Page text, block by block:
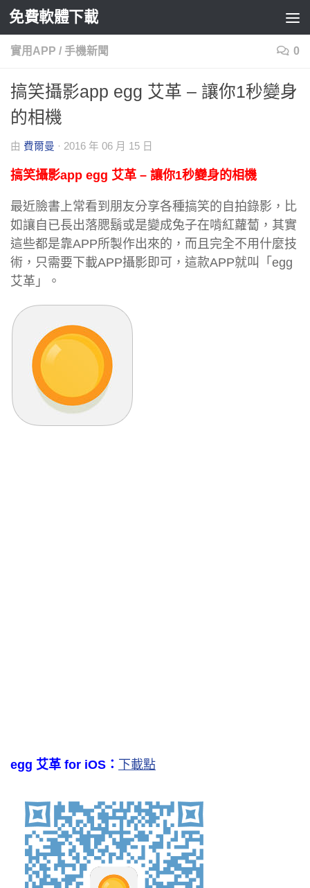
Skip to content
免費軟體下載
實用APP / 手機新聞 0
搞笑攝影app egg 艾革 – 讓你1秒變身
的相機
由 費爾曼 · 2016 年 06 月 15 日
搞笑攝影app egg 艾革 – 讓你1秒變身的相機
最近臉書上常看到朋友分享各種搞笑的自拍錄影，比
如讓自已長出落腮鬍或是變成兔子在啃紅蘿蔔，其實
這些都是靠APP所製作出來的，而且完全不用什麼技
術，只需要下載APP攝影即可，這款APP就叫「egg
艾革」。
egg 艾革 for iOS： 下載點